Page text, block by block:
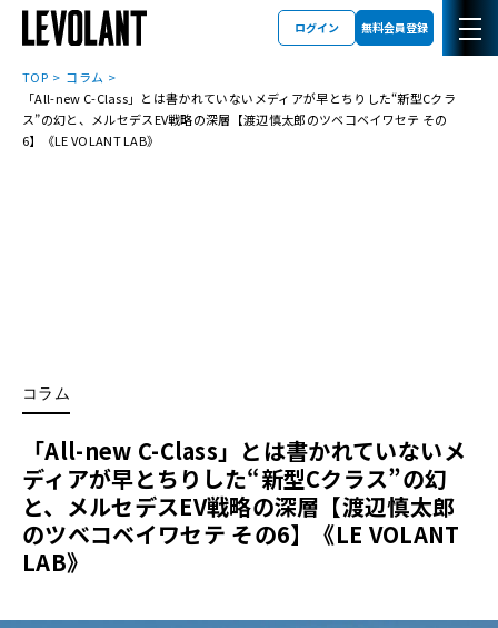
ログイン 無料会員登録
TOP
コラム
「All-new C-Class」とは書かれていない――メディアが早とちりした“新型Cクラ
ス”の幻と、メルセデスEV戦略の深層【渡辺慎太郎のツベコベイワセテ その
6】《LE VOLANT LAB》
コラム
「All-new C-Class」とは書かれていない――メ
ディアが早とちりした“新型Cクラス”の幻
と、メルセデスEV戦略の深層【渡辺慎太郎
のツベコベイワセテ その6】《LE VOLANT
LAB》